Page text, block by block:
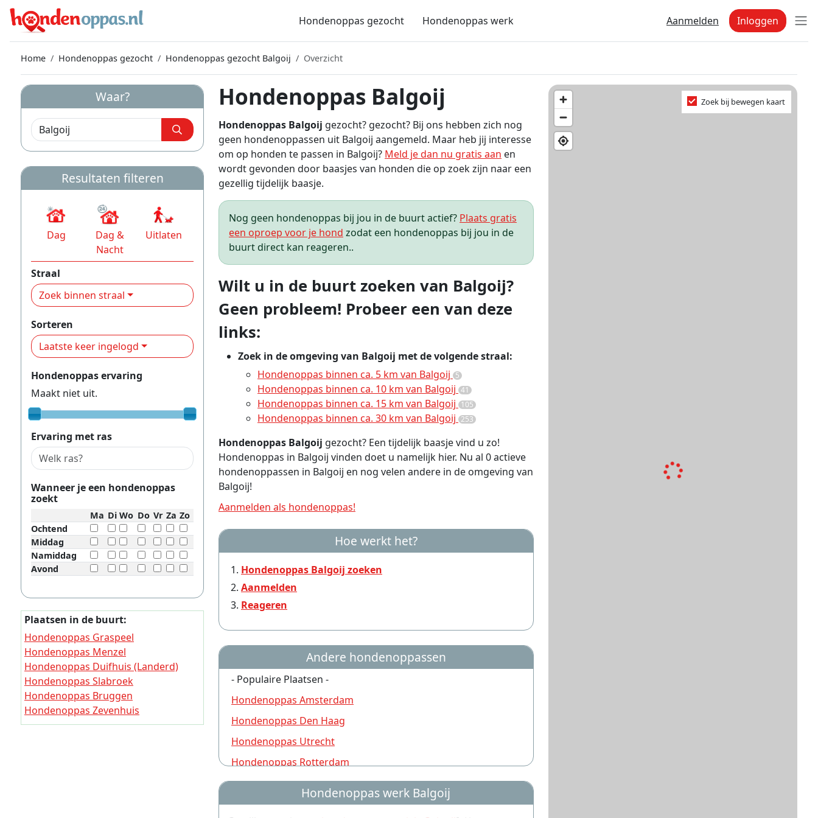
Hondenoppas gezocht Hondenoppas werk Aanmelden Inloggen
Home Hondenoppas gezocht Hondenoppas gezocht Balgoij Overzicht
Hondenoppas Balgoij
Hondenoppas Balgoij gezocht? gezocht? Bij ons hebben zich nog
geen hondenoppassen uit Balgoij aangemeld. Maar heb jij interesse
om op honden te passen in Balgoij? Meld je dan nu gratis aan en
wordt gevonden door baasjes van honden die op zoek zijn naar een
gezellig tijdelijk baasje.
Nog geen hondenoppas bij jou in de buurt actief? Plaats gratis
een oproep voor je hond zodat een hondenoppas bij jou in de
buurt direct kan reageren..
Wilt u in de buurt zoeken van Balgoij?
Geen probleem! Probeer een van deze
links:
Zoek in de omgeving van Balgoij met de volgende straal:
Hondenoppas binnen ca. 5 km van Balgoij 5
Hondenoppas binnen ca. 10 km van Balgoij 41
Hondenoppas binnen ca. 15 km van Balgoij 105
Hondenoppas binnen ca. 30 km van Balgoij 253
Hondenoppas Balgoij gezocht? Een tijdelijk baasje vind u zo!
Hondenoppas in Balgoij vinden doet u namelijk hier. Nu al 0 actieve
hondenoppassen in Balgoij en nog velen andere in de omgeving van
Balgoij!
Aanmelden als hondenoppas!
Hoe werkt het?
Hondenoppas Balgoij zoeken
Aanmelden
Reageren
Andere hondenoppassen
- Populaire Plaatsen -
Hondenoppas Amsterdam
Hondenoppas Den Haag
Hondenoppas Utrecht
Hondenoppas Rotterdam
Hondenoppas Nijmegen
Hondenoppas Groningen
Hondenoppas werk Balgoij
Zoek bij bewegen kaart
Waar?
Resultaten filteren
Dag
Dag &
Nacht
Uitlaten
Straal
Zoek binnen straal
Sorteren
Laatste keer ingelogd
Hondenoppas ervaring
Maakt niet uit.
Ervaring met ras
Wanneer je een hondenoppas
zoekt
Ma Di Wo Do Vr Za Zo
Ochtend
Middag
Namiddag
Avond
Plaatsen in de buurt:
Hondenoppas Graspeel
Hondenoppas Menzel
Hondenoppas Duifhuis (Landerd)
Hondenoppas Slabroek
Hondenoppas Bruggen
Hondenoppas Zevenhuis
Hondenoppas Langenboom